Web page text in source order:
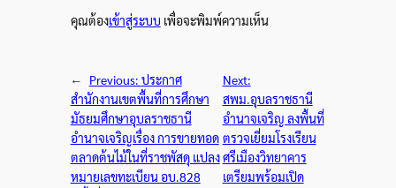
คุณต้องเข้าสู่ระบบ เพื่อจะพิมพ์ความเห็น
← Previous: ประกาศ
สำนักงานเขตพื้นที่การศึกษา
มัธยมศึกษาอุบลราชธานี
อำนาจเจริญเรื่อง การขายทอด
ตลาดต้นไม้ในที่ราชพัสดุ แปลง
หมายเลขทะเบียน อบ.828
Next:
สพม.อุบลราชธานี
อำนาจเจริญ ลงพื้นที่
ตรวจเยี่ยมโรงเรียน
ศรีเมืองวิทยาคาร
เตรียมพร้อมเปิด